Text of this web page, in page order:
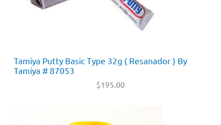
Tamiya Putty Basic Type 32g ( Resanador ) By
Tamiya # 87053
$195.00